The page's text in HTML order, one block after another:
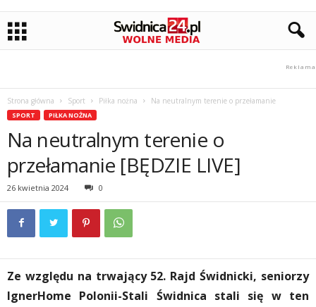
Strona główna Sport Piłka nożna Na neutralnym terenie o przełamanie
SPORT PIŁKA NOŻNA
Na neutralnym terenie o
przełamanie [BĘDZIE LIVE]
26 kwietnia 2024 0
Ze względu na trwający 52. Rajd Świdnicki, seniorzy
IgnerHome Polonii-Stali Świdnica stali się w ten